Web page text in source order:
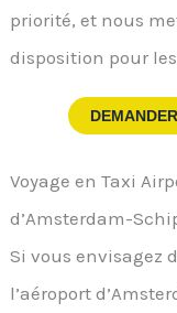
priorité, et nous
disposition pour
Voyage en Taxi
d’Amsterdam-
Si vous envisagez
l’aéroport